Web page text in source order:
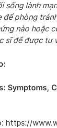
sống lành
phòng
nào hoặc
sĩ để được tư
Symptoms,
https://